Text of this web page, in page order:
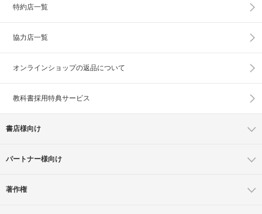
特約店一覧
協力店一覧
オンラインショップの返品について
教科書採用特典サービス
書店様向け
パートナー様向け
著作権